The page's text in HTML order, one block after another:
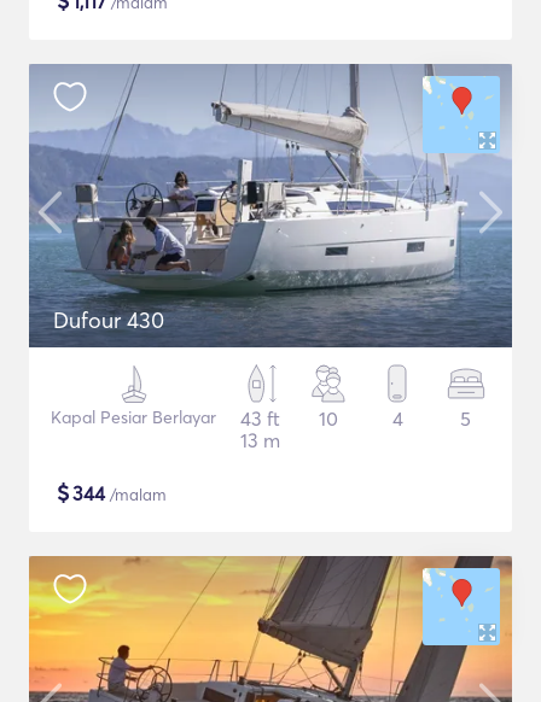
Dufour 430
Kapal Pesiar Berlayar
43 ft
13 m
10 4 5
$344/malam